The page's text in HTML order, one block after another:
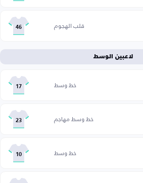
قلب الهجوم 46
لاعبين الوسط
خط وسط 17
خط وسط مهاجم 23
خط وسط 10